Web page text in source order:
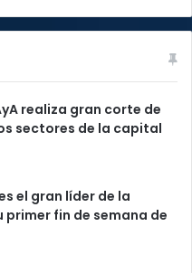
realiza gran corte de
sectores de la capital
el gran líder de la
primer fin de semana de